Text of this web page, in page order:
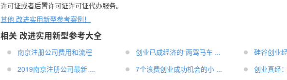
许可证或者后置许可证许可证代办服务。
其他 改进实用新型参考案例！
相关 改进实用新型参考大全
南京注册公司费用和流程 创业已成经济的“两驾马车 ...
硅谷创业
2019南京注册公司最新 ...
7个浪费创业成功机会的小 ...
创业真经